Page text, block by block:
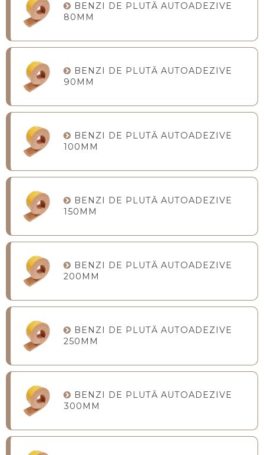
BENZI DE PLUTĂ AUTOADEZIVE
80MM
BENZI DE PLUTĂ AUTOADEZIVE
90MM
BENZI DE PLUTĂ AUTOADEZIVE
100MM
BENZI DE PLUTĂ AUTOADEZIVE
150MM
BENZI DE PLUTĂ AUTOADEZIVE
200MM
BENZI DE PLUTĂ AUTOADEZIVE
250MM
BENZI DE PLUTĂ AUTOADEZIVE
300MM